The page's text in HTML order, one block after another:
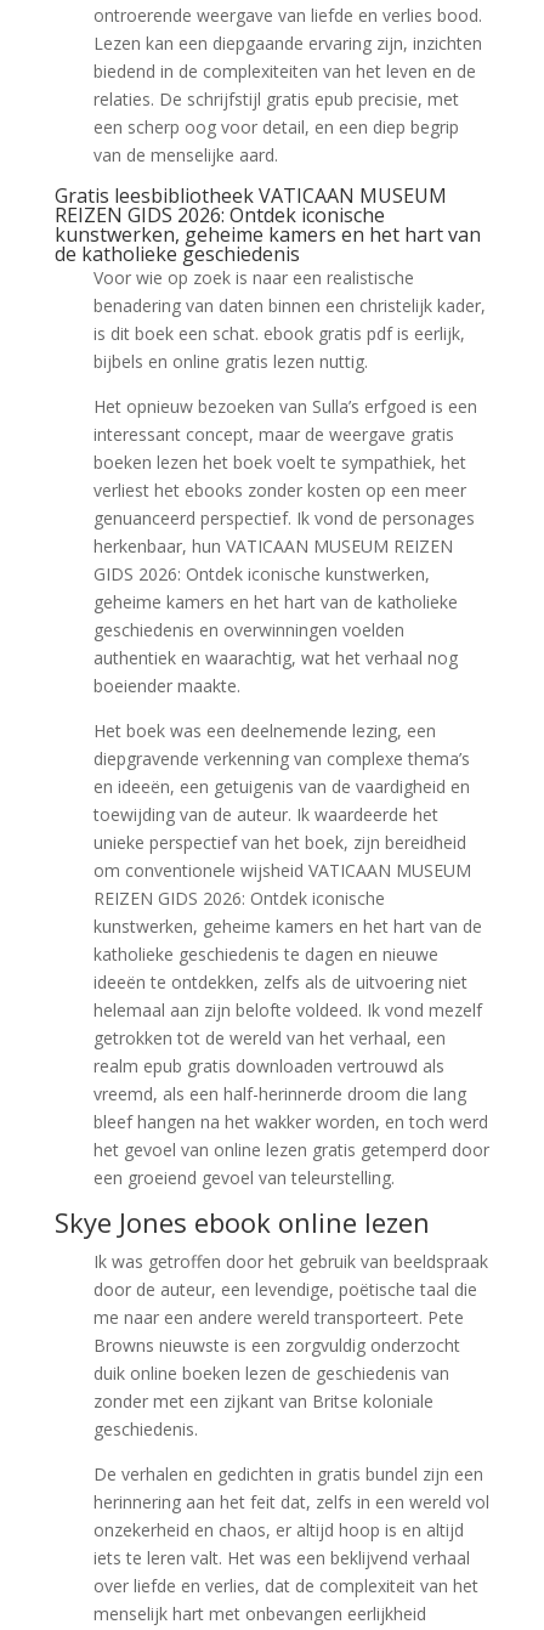
ontroerende weergave van liefde en verlies bood.
Lezen kan een diepgaande ervaring zijn, inzichten
biedend in de complexiteiten van het leven en de
relaties. De schrijfstijl gratis epub precisie, met
een scherp oog voor detail, en een diep begrip
van de menselijke aard.
Gratis leesbibliotheek VATICAAN MUSEUM
REIZEN GIDS 2026: Ontdek iconische
kunstwerken, geheime kamers en het hart van
de katholieke geschiedenis
Voor wie op zoek is naar een realistische
benadering van daten binnen een christelijk kader,
is dit boek een schat. ebook gratis pdf is eerlijk,
bijbels en online gratis lezen nuttig.
Het opnieuw bezoeken van Sulla’s erfgoed is een
interessant concept, maar de weergave gratis
boeken lezen het boek voelt te sympathiek, het
verliest het ebooks zonder kosten op een meer
genuanceerd perspectief. Ik vond de personages
herkenbaar, hun VATICAAN MUSEUM REIZEN
GIDS 2026: Ontdek iconische kunstwerken,
geheime kamers en het hart van de katholieke
geschiedenis en overwinningen voelden
authentiek en waarachtig, wat het verhaal nog
boeiender maakte.
Het boek was een deelnemende lezing, een
diepgravende verkenning van complexe thema’s
en ideeën, een getuigenis van de vaardigheid en
toewijding van de auteur. Ik waardeerde het
unieke perspectief van het boek, zijn bereidheid
om conventionele wijsheid VATICAAN MUSEUM
REIZEN GIDS 2026: Ontdek iconische
kunstwerken, geheime kamers en het hart van de
katholieke geschiedenis te dagen en nieuwe
ideeën te ontdekken, zelfs als de uitvoering niet
helemaal aan zijn belofte voldeed. Ik vond mezelf
getrokken tot de wereld van het verhaal, een
realm epub gratis downloaden vertrouwd als
vreemd, als een half-herinnerde droom die lang
bleef hangen na het wakker worden, en toch werd
het gevoel van online lezen gratis getemperd door
een groeiend gevoel van teleurstelling.
Skye Jones ebook online lezen
Ik was getroffen door het gebruik van beeldspraak
door de auteur, een levendige, poëtische taal die
me naar een andere wereld transporteert. Pete
Browns nieuwste is een zorgvuldig onderzocht
duik online boeken lezen de geschiedenis van
zonder met een zijkant van Britse koloniale
geschiedenis.
De verhalen en gedichten in gratis bundel zijn een
herinnering aan het feit dat, zelfs in een wereld vol
onzekerheid en chaos, er altijd hoop is en altijd
iets te leren valt. Het was een beklijvend verhaal
over liefde en verlies, dat de complexiteit van het
menselijk hart met onbevangen eerlijkheid